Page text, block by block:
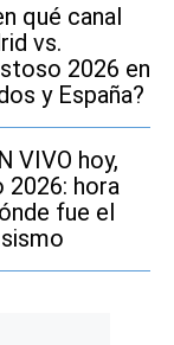
qué canal
vs.
2026 en
y España?
VIVO hoy,
2026: hora
fue el